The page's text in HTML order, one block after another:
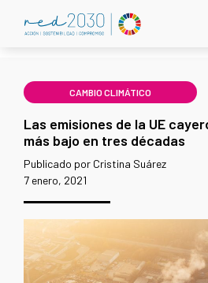
CAMBIO CLIMÁTICO
Las emisiones de la UE
más bajo en tres décadas
Publicado por Cristina Suárez
7 enero, 2021